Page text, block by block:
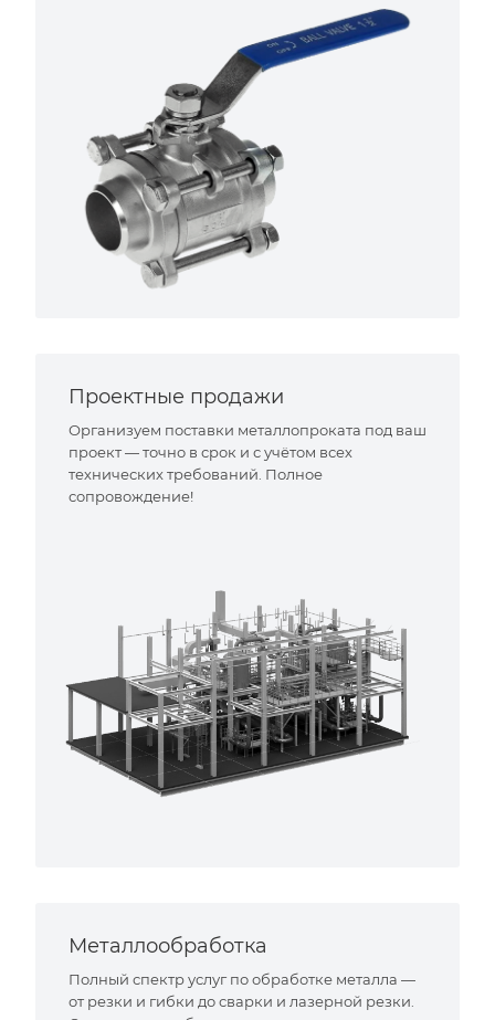
Проектные продажи
Организуем поставки металлопроката под ваш
проект — точно в срок и с учётом всех
технических требований. Полное
сопровождение!
Металлообработка
Полный спектр услуг по обработке металла —
от резки и гибки до сварки и лазерной резки.